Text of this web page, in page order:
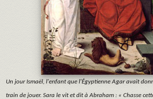
Un jour Ismaël, l'enfant que l'Égyptienne Agar avait
train de jouer. Sara le vit et dit à Abraham : « Chasse